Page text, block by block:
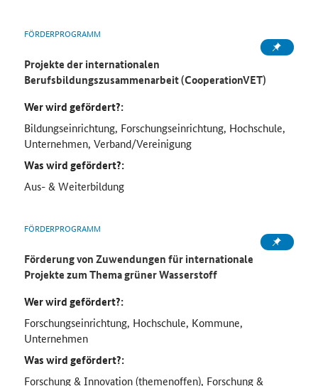
FÖRDERPROGRAMM
Projekte der internationalen
Berufsbildungszusammenarbeit (CooperationVET)
Wer wird gefördert?:
Bildungseinrichtung, Forschungseinrichtung, Hochschule,
Unternehmen, Verband/Vereinigung
Was wird gefördert?:
Aus- & Weiterbildung
FÖRDERPROGRAMM
Förderung von Zuwendungen für internationale
Projekte zum Thema grüner Wasserstoff
Wer wird gefördert?:
Forschungseinrichtung, Hochschule, Kommune,
Unternehmen
Was wird gefördert?:
Forschung & Innovation (themenoffen), Forschung &